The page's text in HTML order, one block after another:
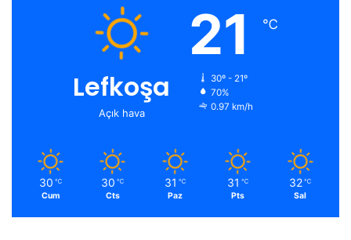
Lefkoşa
Açık hava
21 ℃
30º - 21º
70%
0.97 km/h
30 ℃
Cum
30 ℃
Cts
31 ℃
Paz
31 ℃
Pts
32 ℃
Sal